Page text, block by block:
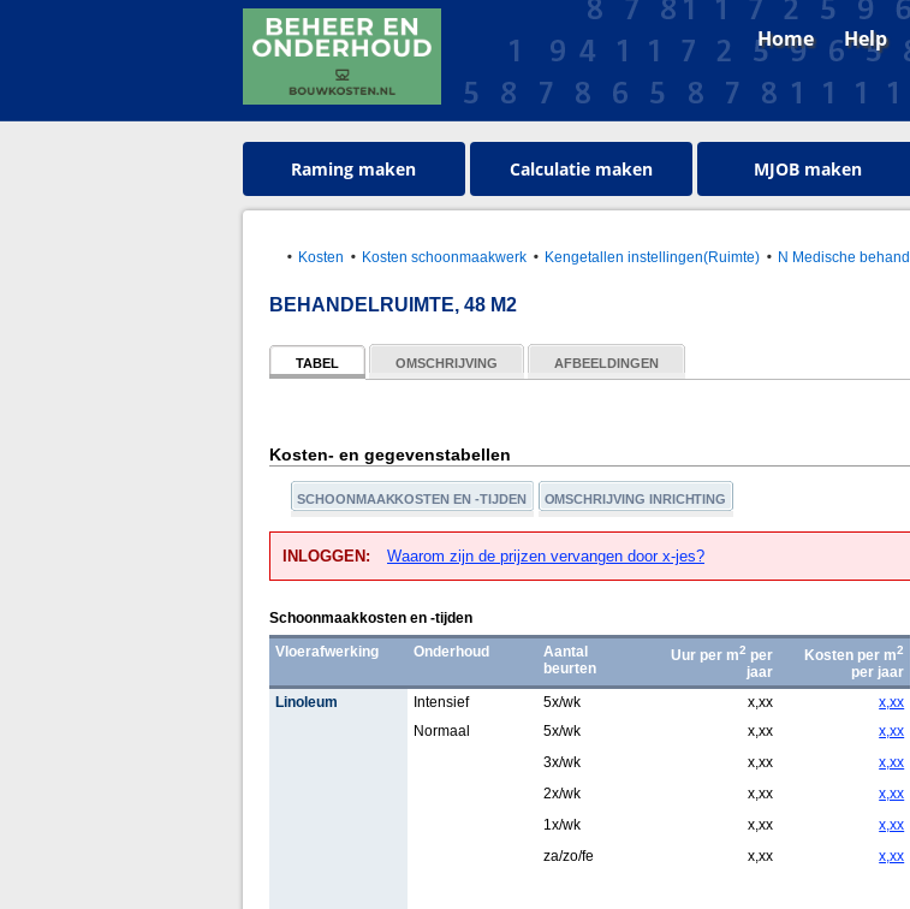
Home Help
Raming maken Calculatie maken MJOB maken
Kosten Kosten schoonmaakwerk Kengetallen instellingen(Ruimte) N Medische
BEHANDELRUIMTE, 48 M2
TABEL OMSCHRIJVING
AFBEELDINGEN
Kosten- en gegevenstabellen
SCHOONMAAKKOSTEN EN -TIJDEN OMSCHRIJVING INRICHTING
INLOGGEN: Waarom zijn de prijzen vervangen door x-jes?
Schoonmaakkosten en -tijden
Vloerafwerking
Onderhoud
Aantal
beurten
Uur per m2 per
jaar
Kosten per m2
per jaar
Linoleum
Intensief 5x/wk x,xx
x,xx
Normaal
5x/wk x,xx
x,xx
3x/wk
x,xx
x,xx
2x/wk
x,xx
x,xx
1x/wk
x,xx
x,xx
za/zo/fe
x,xx x,xx